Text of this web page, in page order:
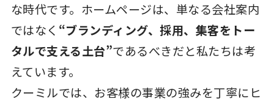
な時代です。ホームページは、単なる会社案内
ではなく “ブランディング、採用、集客をトー
タルで支える土台”であるべきだと私たちは考
えています。
クーミルでは、お客様の事業の強みを丁寧にヒ